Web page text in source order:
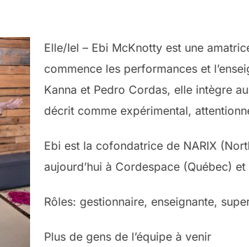
Elle/Iel – Ebi McKnotty est une
commence les performances et
Kanna et Pedro Cordas, elle intègre
décrit comme expérimental,
Ebi est la cofondatrice de NARIX
aujourd’hui à Cordespace (Québec)
Rôles: gestionnaire, enseignante,
Plus de gens de l’équipe à venir